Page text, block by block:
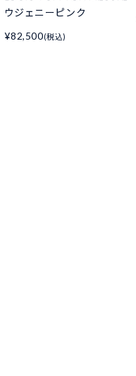
ウジェニーピンク
¥82,500(税込)